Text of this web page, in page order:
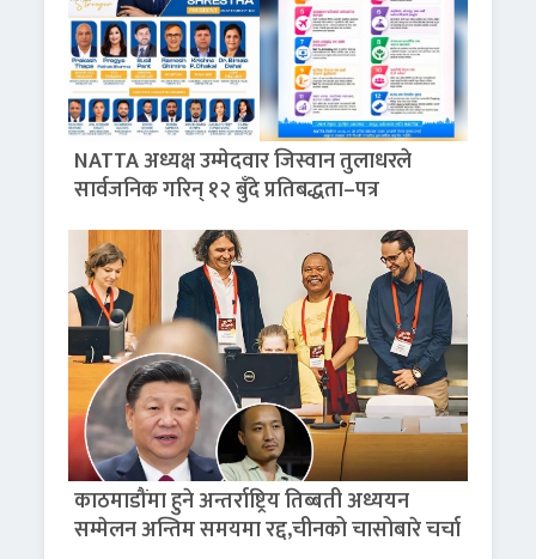
NATTA अध्यक्ष उम्मेदवार जिस्वान तुलाधरले
सार्वजनिक गरिन् १२ बुँदे प्रतिबद्धता–पत्र
काठमाडौंमा हुने अन्तर्राष्ट्रिय तिब्बती अध्ययन
सम्मेलन अन्तिम समयमा रद्द,चीनको चासोबारे चर्चा